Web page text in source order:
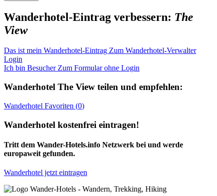
Wanderhotel-Eintrag verbessern: The
View
Das ist mein Wanderhotel-Eintrag Zum Wanderhotel-Verwalter
Login
Ich bin BesucherZum Formular ohne Login
Wanderhotel The View teilen und empfehlen:
Wanderhotel Favoriten (0)
Wanderhotel kostenfrei eintragen!
Tritt dem Wander-Hotels.info Netzwerk bei und werde
europaweit gefunden.
Wanderhotel jetzt eintragen